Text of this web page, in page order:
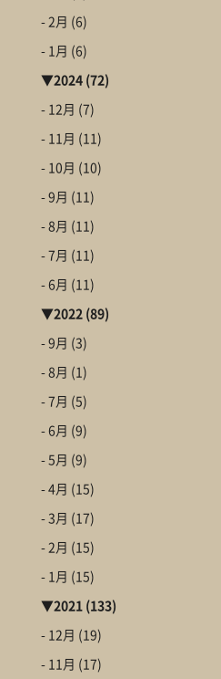
- 2月 (6)
- 1月 (6)
▼2024(72)
- 12月 (7)
- 11月 (11)
- 10月 (10)
- 9月 (11)
- 8月 (11)
- 7月 (11)
- 6月 (11)
▼2022 (89)
- 9月 (3)
- 8月 (1)
- 7月 (5)
- 6月 (9)
- 5月 (9)
- 4月 (15)
- 3月 (17)
- 2月 (15)
- 1月 (15)
▼2021 (133)
- 12月 (19)
- 11月 (17)